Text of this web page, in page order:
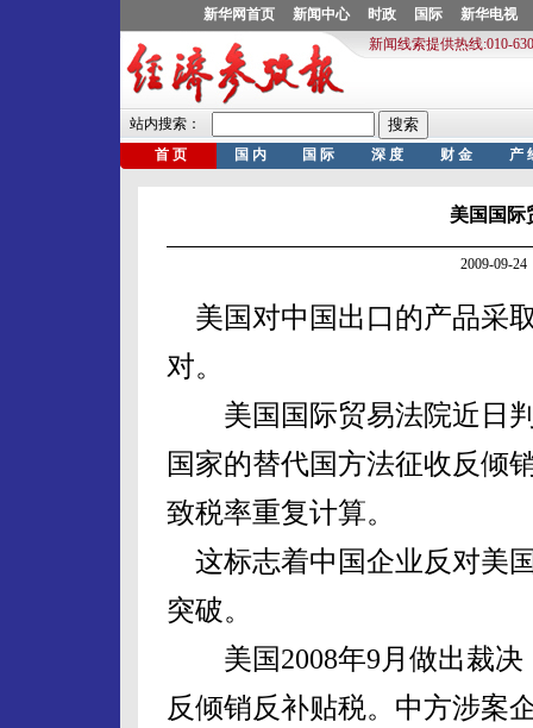
美国国际
2009-09-
美国对中国出口的产品采
对。
美国国际贸易法院近日判
国家的替代国方法征收反倾
致税率重复计算。
这标志着中国企业反对美
突破。
美国2008年9月做出裁决
反倾销反补贴税。中方涉案